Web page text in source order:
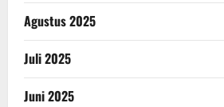
Agustus 2025
Juli 2025
Juni 2025